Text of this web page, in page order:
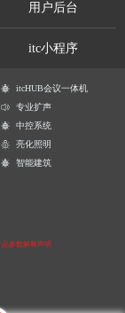
用户后台
itc小程序
itcHUB会议一体机
专业扩声
中控系统
亮化照明
智能建筑
品参数解释声明